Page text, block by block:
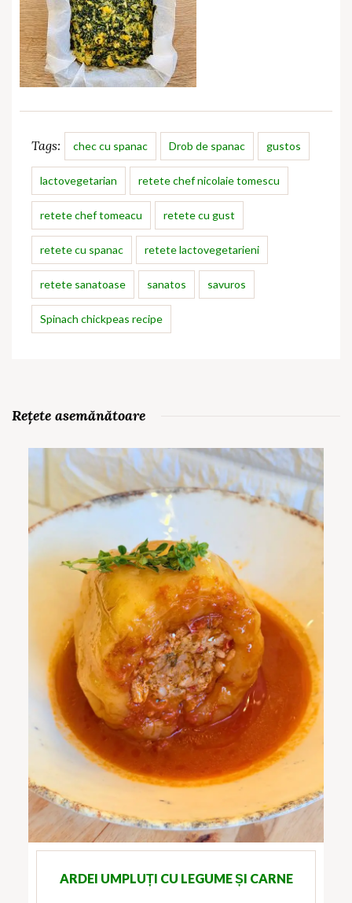
Tags: chec cu spanac Drob de spanac gustos
lactovegetarian retete chef nicolaie tomescu
retete chef tomeacu retete cu gust
retete cu spanac retete lactovegetarieni
retete sanatoase sanatos savuros
Spinach chickpeas recipe
Rețete asemănătoare
ARDEI UMPLUȚI CU LEGUME ȘI CARNE